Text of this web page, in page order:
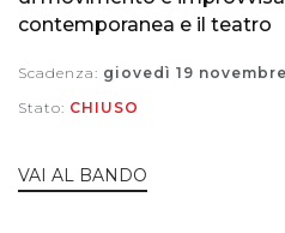
contemporanea e il teatro
Scadenza: giovedì 19
Stato: CHIUSO
VAI AL BANDO